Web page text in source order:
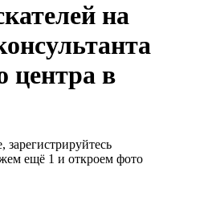
на
центра в
ещё 1 и откроем фото